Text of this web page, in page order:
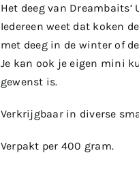
Het deeg van
Iedereen weet dat koken
met deeg in de winter of
Je kan ook je eigen mini
gewenst is.
Verkrijgbaar in diverse
Verpakt per 400 gram.